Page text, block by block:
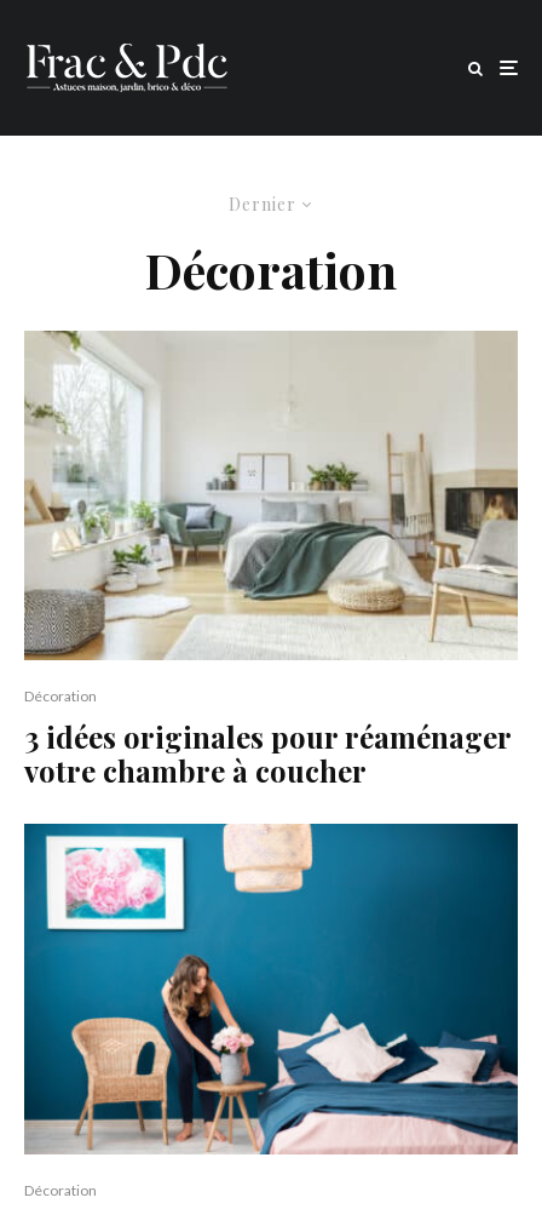
Dernier
Décoration
Décoration
3 idées originales pour réaménager
votre chambre à coucher
Décoration